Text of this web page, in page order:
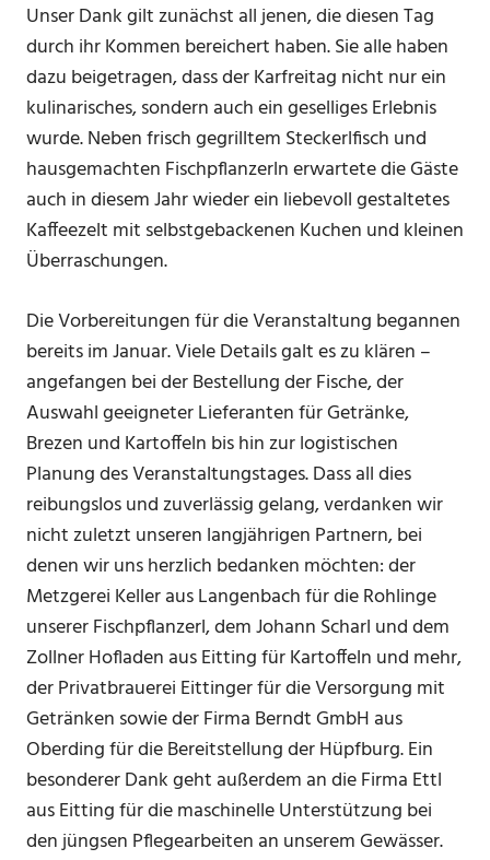
Unser Dank gilt zunächst all jenen, die diesen Tag
durch ihr Kommen bereichert haben. Sie alle haben
dazu beigetragen, dass der Karfreitag nicht nur ein
kulinarisches, sondern auch ein geselliges Erlebnis
wurde. Neben frisch gegrilltem Steckerlfisch und
hausgemachten Fischpflanzerln erwartete die Gäste
auch in diesem Jahr wieder ein liebevoll gestaltetes
Kaffeezelt mit selbstgebackenen Kuchen und kleinen
Überraschungen.
Die Vorbereitungen für die Veranstaltung begannen
bereits im Januar. Viele Details galt es zu klären –
angefangen bei der Bestellung der Fische, der
Auswahl geeigneter Lieferanten für Getränke,
Brezen und Kartoffeln bis hin zur logistischen
Planung des Veranstaltungstages. Dass all dies
reibungslos und zuverlässig gelang, verdanken wir
nicht zuletzt unseren langjährigen Partnern, bei
denen wir uns herzlich bedanken möchten: der
Metzgerei Keller aus Langenbach für die Rohlinge
unserer Fischpflanzerl, dem Johann Scharl und dem
Zollner Hofladen aus Eitting für Kartoffeln und mehr,
der Privatbrauerei Eittinger für die Versorgung mit
Getränken sowie der Firma Berndt GmbH aus
Oberding für die Bereitstellung der Hüpfburg. Ein
besonderer Dank geht außerdem an die Firma Ettl
aus Eitting für die maschinelle Unterstützung bei
den jüngsen Pflegearbeiten an unserem Gewässer.